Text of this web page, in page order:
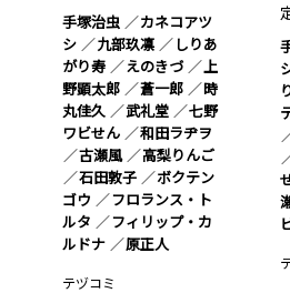
手塚治虫
カネコアツ
シ
九部玖凛
しりあ
がり寿
えのきづ
上
野顕太郎
蒼一郎
時
丸佳久
武礼堂
七野
ワビせん
和田ラヂヲ
古瀬風
高梨りんご
石田敦子
ボクテン
ゴウ
フロランス・ト
ルタ
フィリップ・カ
ルドナ
原正人
テヅコミ